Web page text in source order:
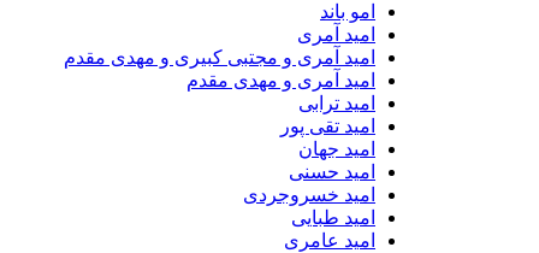
امو باند
امید آمری
امید آمری و مجتبی کبیری و مهدى مقدم
امید آمری و مهدی مقدم
امید ترابی
امید تقی پور
امید جهان
امید حسنی
امید خسروجردی
امید طبایی
امید عامری